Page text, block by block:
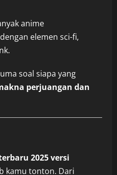
anime
elemen sci-fi,
soal siapa yang
perjuangan dan
2025 versi
kamu tonton. Dari